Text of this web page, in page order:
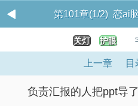
第101章(1/2) 恋ai
关灯 护眼
上一章 目
负责汇报的人把ppt导